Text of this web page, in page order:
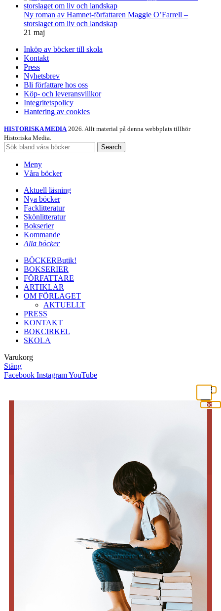
Ny roman av Hamnet-författaren Maggie O’Farrell –
storslaget om liv och landskap
21 maj
Inköp av böcker till skola
Kontakt
Press
Nyhetsbrev
Bli författare hos oss
Köp- och leveransvillkor
Integritetspolicy
Hantering av cookies
HISTORISKA MEDIA2026. Allt material på denna webbplats tillhör
Historiska Media.
Search
Meny
Våra böcker
Aktuell läsning
Nya böcker
Facklitteratur
Skönlitteratur
Bokserier
Kommande
Alla böcker
BÖCKERButik!
BOKSERIER
FÖRFATTARE
ARTIKLAR
OM FÖRLAGET
AKTUELLT
PRESS
KONTAKT
BOKCIRKEL
SKOLA
Varukorg
Stäng
Facebook InstagramYouTube
Close
module
UPPSKATTADE
NYHETSBREV - 10%
RABATT PÅ DITT
FÖRSTA KÖP!
Historiska Medias nyhetsbrev innehåller info om
kommande böcker, författarframträdanden och